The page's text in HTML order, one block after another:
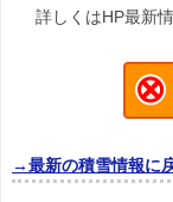
詳しくはHP最新情
→最新の積雪情報に